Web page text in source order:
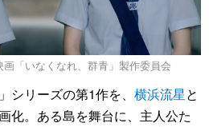
「いなくなれ、群青」製作委員会
シリーズの第1作を、 横浜流星と
化。ある島を舞台に、主人公た